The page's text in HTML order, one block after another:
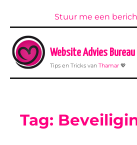
Stuur me een
Website Advies Bureau
Tips en Tricks vanThamar 💖
Tag: